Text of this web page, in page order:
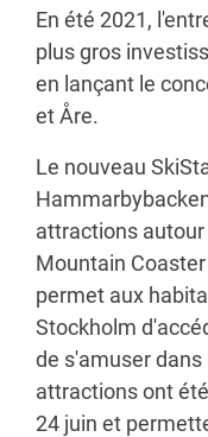
En été 2021,
plus gros
en lançant le
et Åre.
Le nouveau
attractions autour
Mountain
permet aux
Stockholm
de s'amuser
attractions ont
24 juin et